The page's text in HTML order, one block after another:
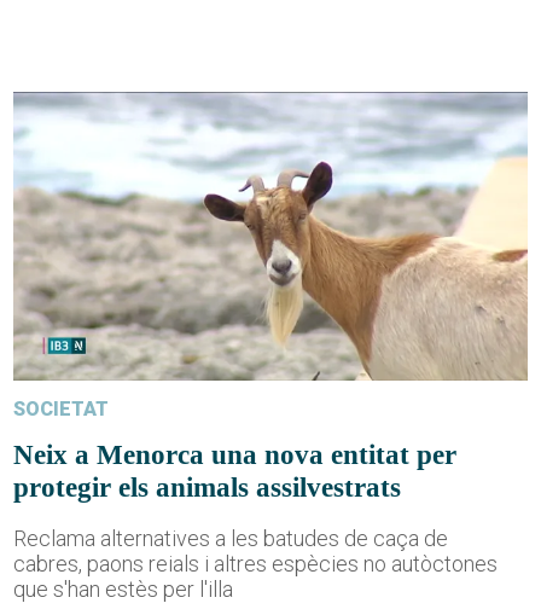
SOCIETAT
Neix a Menorca una nova entitat per
protegir els animals assilvestrats
Reclama alternatives a les batudes de caça de
cabres, paons reials i altres espècies no autòctones
que s'han estès per l'illa